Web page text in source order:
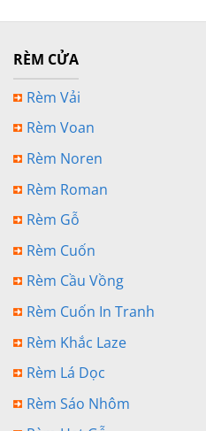
RÈM CỬA
Rèm Vải
Rèm Voan
Rèm Noren
Rèm Roman
Rèm Gỗ
Rèm Cuốn
Rèm Cầu Vồng
Rèm Cuốn In Tranh
Rèm Khắc Laze
Rèm Lá Dọc
Rèm Sáo Nhôm